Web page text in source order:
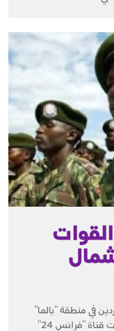
في منطقة "بالما"
بشمال موزمبيق قرب مشروع ضخم للغاز. أوردت قناة "فرانس 24"